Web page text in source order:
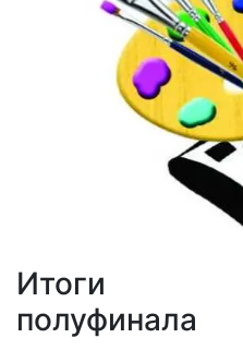
Итоги
полуфинала